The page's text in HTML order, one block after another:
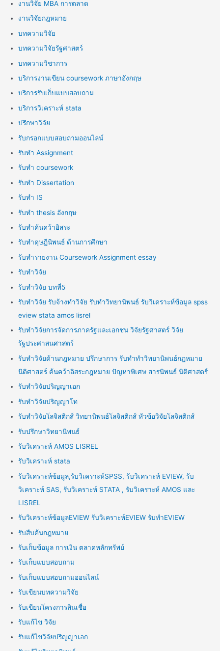
งานวิจัย MBA การตลาด
งานวิจัยกฎหมาย
บทความวิจัย
บทความวิจัยรัฐศาสตร์
บทความวิชาการ
บริการงานเขียน coursework ภาษาอังกฤษ
บริการรับเก็บแบบสอบถาม
บริการวิเคราะห์ stata
ปรึกษาวิจัย
รับกรอกแบบสอบถามออนไลน์
รับทำ Assignment
รับทำ coursework
รับทำ Dissertation
รับทำ IS
รับทำ thesis อังกฤษ
รับทำค้นคว้าอิสระ
รับทำดุษฎีนิพนธ์ ด้านการศึกษา
รับทำรายงาน Coursework Assignment essay
รับทำวิจัย
รับทำวิจัย บทที่5
รับทำวิจัย รับจ้างทำวิจัย รับทำวิทยานิพนธ์ รับวิเคราะห์ข้อมูล spss
eview stata amos lisrel
รับทำวิจัยการจัดการภาครัฐและเอกชน วิจัยรัฐศาสตร์ วิจัย
รัฐประศาสนศาสตร์
รับทำวิจัยด้านกฎหมาย ปรึกษาการ รับทำทำวิทยานิพนธ์กฎหมาย
นิติศาสตร์ ค้นคว้าอิสระกฎหมาย ปัญหาพิเศษ สารนิพนธ์ นิติศาสตร์
รับทำวิจัยปริญญาเอก
รับทำวิจัยปริญญาโท
รับทำวิจัยโลจิสติกส์ วิทยานิพนธ์โลจิสติกส์ หัวข้อวิจัยโลจิสติกส์
รับปรึกษาวิทยานิพนธ์
รับวิเคราะห์ AMOS LISREL
รับวิเคราะห์ stata
รับวิเคราะห์ข้อมูล,รับวิเคราะห์SPSS, รับวิเคราะห์ EVIEW, รับ
วิเคราะห์ SAS, รับวิเคราะห์ STATA , รับวิเคราะห์ AMOS และ
LISREL
รับวิเคราะห์ข้อมูลEVIEW รับวิเคราะห์EVIEW รับทำEVIEW
รับสืบค้นกฎหมาย
รับเก็บข้อมูล การเงิน ตลาดหลักทรัพย์
รับเก็บแบบสอบถาม
รับเก็บแบบสอบถามออนไลน์
รับเขียนบทความวิจัย
รับเขียนโครงการสินเชื่อ
รับแก้ไข วิจัย
รับแก้ไขวิจัยปริญญาเอก